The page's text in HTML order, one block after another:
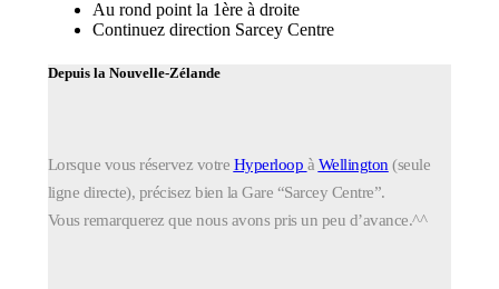
Au rond point la 1ère à droite
Continuez direction Sarcey Centre
Depuis la Nouvelle-Zélande
Lorsque vous réservez votre Hyperloop à Wellington (seule
ligne directe), précisez bien la Gare “Sarcey Centre”.
Vous remarquerez que nous avons pris un peu d’avance.^^